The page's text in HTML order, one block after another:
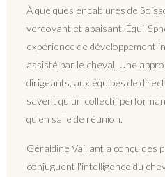
À quelques encablures de
verdoyant et apaisant, Équi-
expérience de développement
assisté par le cheval. Une
dirigeants, aux équipes de
savent qu'un collectif
qu'en salle de réunion.
Géraldine Vaillant a conçu des
conjuguent l'intelligence du